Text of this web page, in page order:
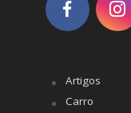
Artigos
Carro